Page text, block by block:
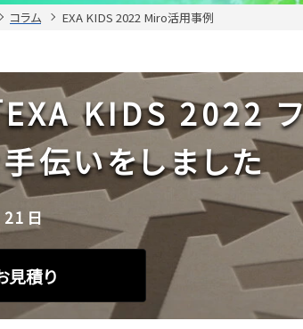
コラム EXA KIDS 2022 Miro活用事例
KIDS 2022
伝いをしました
日
見積り